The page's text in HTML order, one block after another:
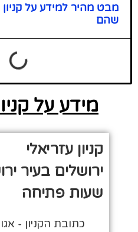
מבט מהיר למידע על
שהם
מידע על
קניון עזריאלי
ירושלים בעיר
שעות פתיחה